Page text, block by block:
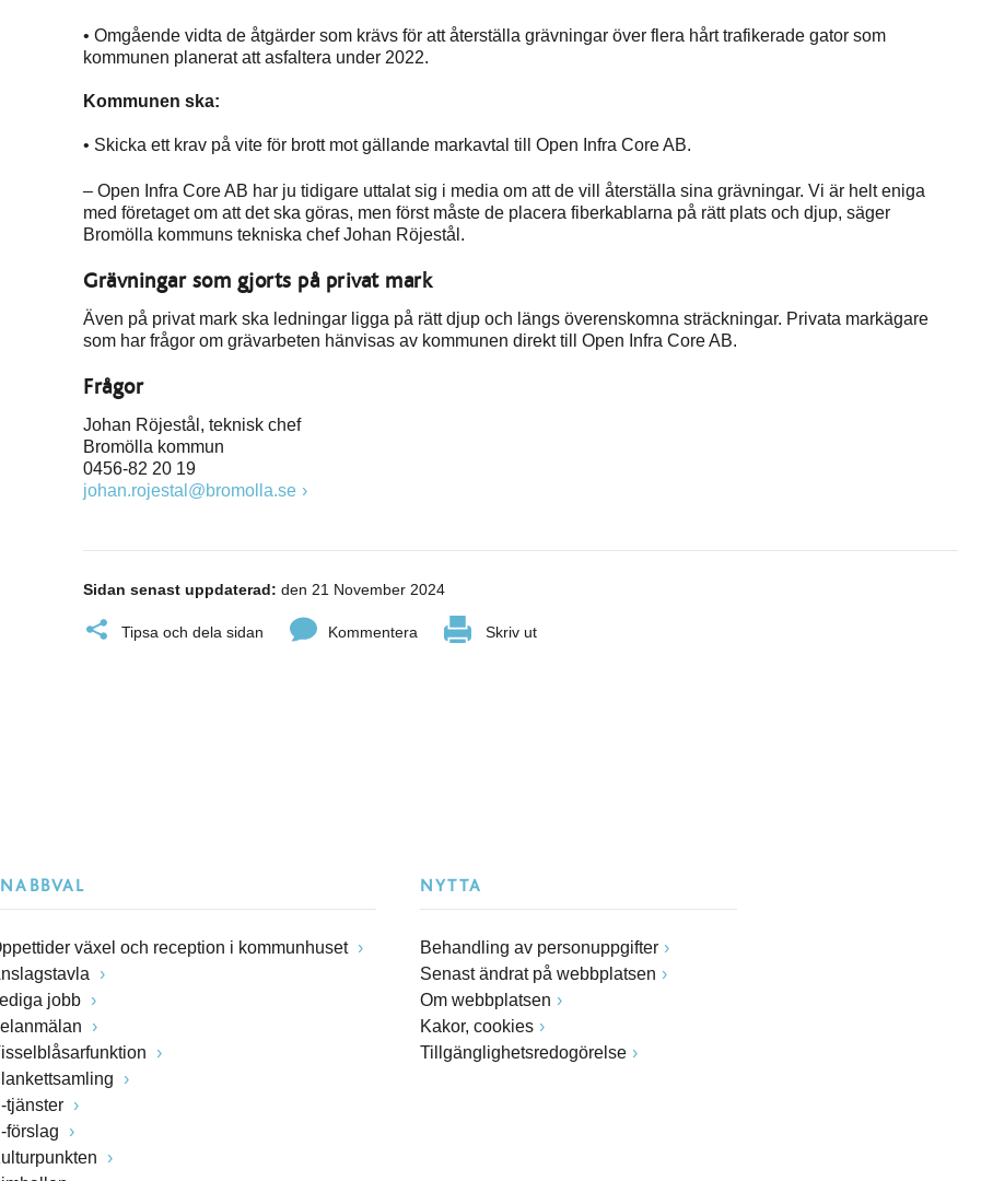
• Omgående vidta de åtgärder som krävs för att återställa grävningar över flera hårt trafikerade gator som
kommunen planerat att asfaltera under 2022.
Kommunen ska:
• Skicka ett krav på vite för brott mot gällande markavtal till Open Infra Core AB.
– Open Infra Core AB har ju tidigare uttalat sig i media om att de vill återställa sina grävningar. Vi är helt eniga
med företaget om att det ska göras, men först måste de placera fiberkablarna på rätt plats och djup, säger
Bromölla kommuns tekniska chef Johan Röjestål.
Grävningar som gjorts på privat mark
Även på privat mark ska ledningar ligga på rätt djup och längs överenskomna sträckningar. Privata markägare
som har frågor om grävarbeten hänvisas av kommunen direkt till Open Infra Core AB.
Frågor
Johan Röjestål, teknisk chef
Bromölla kommun
0456-82 20 19
johan.rojestal@bromolla.se
Sidan senast uppdaterad: den 21 November 2024
Tipsa och dela sidan Kommentera Skriv ut
växel och reception i kommunhuset
jobb
tjänster
förslag
NYTTA
Behandling av personuppgifter
Senast ändrat på webbplatsen
Om webbplatsen
Kakor, cookies
Tillgänglighetsredogörelse